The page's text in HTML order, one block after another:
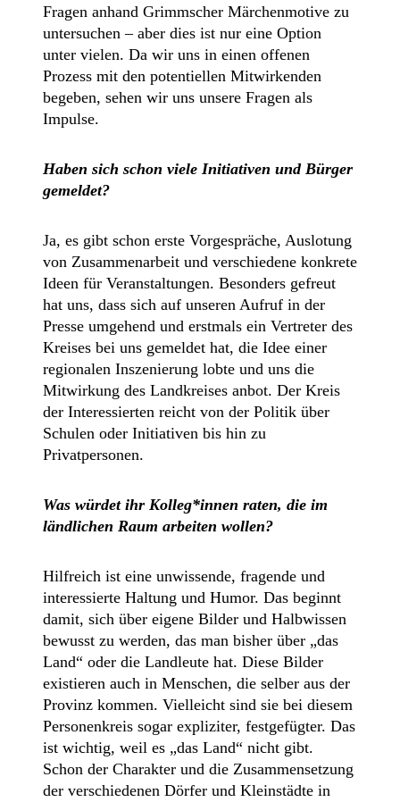
Fragen anhand Grimmscher Märchenmotive zu
untersuchen – aber dies ist nur eine Option
unter vielen. Da wir uns in einen offenen
Prozess mit den potentiellen Mitwirkenden
begeben, sehen wir uns unsere Fragen als
Impulse.
Haben sich schon viele Initiativen und Bürger
gemeldet?
Ja, es gibt schon erste Vorgespräche, Auslotung
von Zusammenarbeit und verschiedene konkrete
Ideen für Veranstaltungen. Besonders gefreut
hat uns, dass sich auf unseren Aufruf in der
Presse umgehend und erstmals ein Vertreter des
Kreises bei uns gemeldet hat, die Idee einer
regionalen Inszenierung lobte und uns die
Mitwirkung des Landkreises anbot. Der Kreis
der Interessierten reicht von der Politik über
Schulen oder Initiativen bis hin zu
Privatpersonen.
Was würdet ihr Kolleg*innen raten, die im
ländlichen Raum arbeiten wollen?
Hilfreich ist eine unwissende, fragende und
interessierte Haltung und Humor. Das beginnt
damit, sich über eigene Bilder und Halbwissen
bewusst zu werden, das man bisher über „das
Land“ oder die Landleute hat. Diese Bilder
existieren auch in Menschen, die selber aus der
Provinz kommen. Vielleicht sind sie bei diesem
Personenkreis sogar expliziter, festgefügter. Das
ist wichtig, weil es „das Land“ nicht gibt.
Schon der Charakter und die Zusammensetzung
der verschiedenen Dörfer und Kleinstädte in